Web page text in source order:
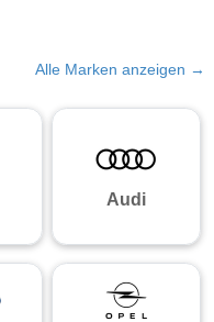
Alle Marken anzeigen →
Audi